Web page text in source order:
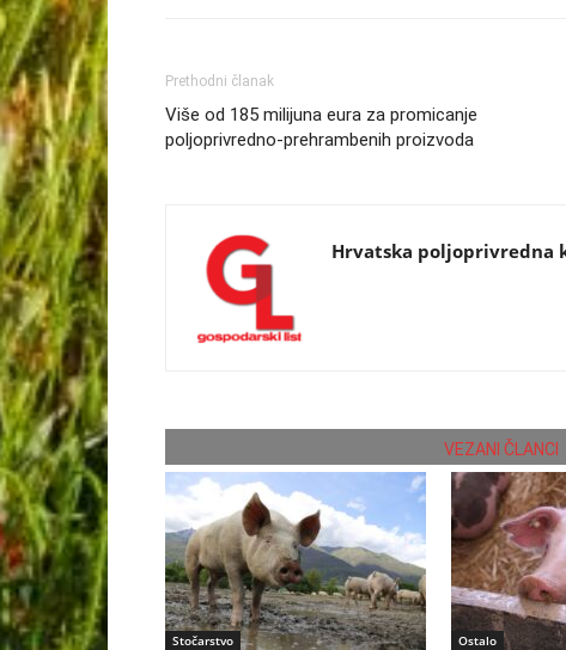
Prethodni članak
Više od 185 milijuna eura za promicanje
poljoprivredno-prehrambenih proizvoda
Hrvatska poljoprivredna
VEZANI ČLANCI
Stočarstvo Ostalo